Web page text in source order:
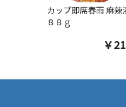
カップ即席春雨 麻辣
８８ｇ
￥